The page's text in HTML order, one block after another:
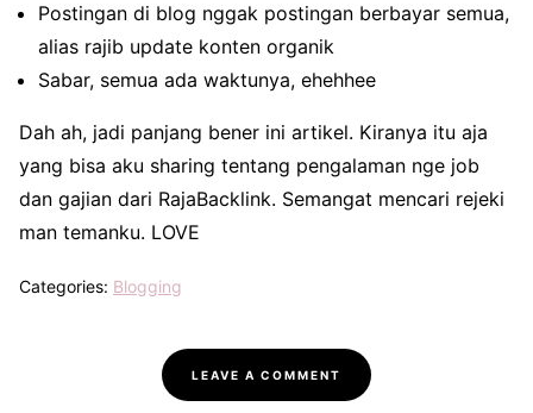
Postingan di blog nggak postingan berbayar semua,
alias rajib update konten organik
Sabar, semua ada waktunya, ehehhee
Dah ah, jadi panjang bener ini artikel. Kiranya itu aja
yang bisa aku sharing tentang pengalaman nge job
dan gajian dari RajaBacklink. Semangat mencari rejeki
man temanku. LOVE
Categories: Blogging
LEAVE A COMMENT